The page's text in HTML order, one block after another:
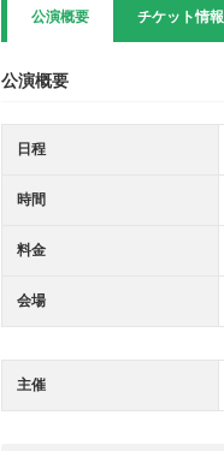
公演概要 チケット情報
公演概要
日程
時間
料金
会場
主催